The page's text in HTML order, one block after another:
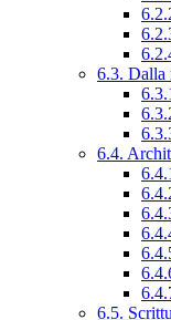
6.3. Dalla
6.4.
6.5.